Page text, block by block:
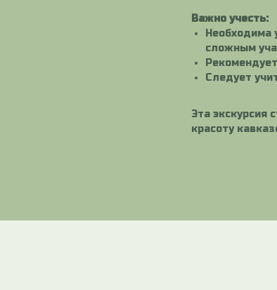
Важно учесть:
Необходима
сложным
Следует
Эта экскурсия
красоту